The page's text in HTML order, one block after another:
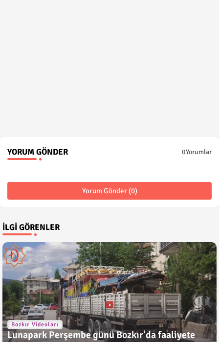
YORUM GÖNDER 0Yorumlar
Yorum Gönder (0)
İLGI GÖRENLER
Bozkır Videoları
Lunapark Perşembe günü Bozkır'da faaliyete